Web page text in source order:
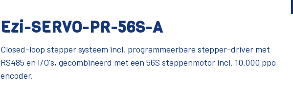
Ezi-SERVO-PR-56S-A
Closed-loop stepper systeem incl. programmeerbare stepper-driver met
RS485 en I/O's, gecombineerd met een 56S stappenmotor incl. 10.000 ppo
encoder.